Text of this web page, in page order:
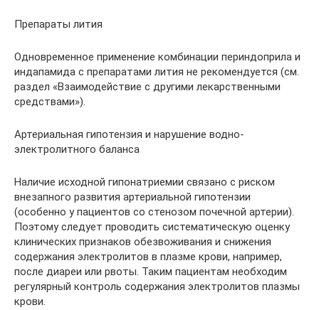
Препараты лития
Одновременное применение комбинации периндоприла и
индапамида с препаратами лития не рекомендуется (см.
раздел «Взаимодействие с другими лекарственными
средствами»).
Артериальная гипотензия и нарушение водно-
электролитного баланса
Наличие исходной гипонатриемии связано с риском
внезапного развития артериальной гипотензии
(особенно у пациентов со стенозом почечной артерии).
Поэтому следует проводить систематическую оценку
клинических признаков обезвоживания и снижения
содержания электролитов в плазме крови, например,
после диареи или рвоты. Таким пациентам необходим
регулярный контроль содержания электролитов плазмы
крови.